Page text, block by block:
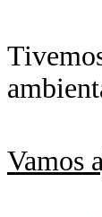
Vamos